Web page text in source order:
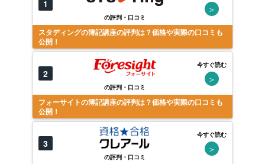
1
の評判・口コミ
＞
スタディングの簿記講座の評判は？価格や実際の口コミも
公開！
2
の評判・口コミ
今すぐ読む
＞
フォーサイトの簿記講座の評判は？価格や実際の口コミも
公開！
3
の評判・口コミ
今すぐ読む
＞